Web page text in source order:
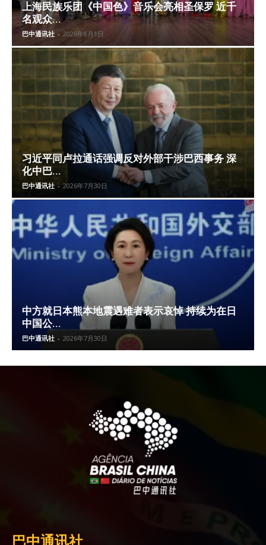
上海民族乐团《中国色》音乐会亮相圣保罗 近千
名观众...
巴中通讯社 - 2026年8月1日
习近平同卢拉通话强调反对外部干涉巴西事务 深
化中巴...
巴中通讯社 - 2026年7月30日
中方就日本熊本地震遇难者表示哀悼 持续为在日
中国公...
巴中通讯社 - 2026年7月30日
巴中通讯社